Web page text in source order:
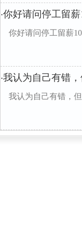
·你好请问停工留
你好请问停工留薪
·我认为自己有错
我认为自己有错，